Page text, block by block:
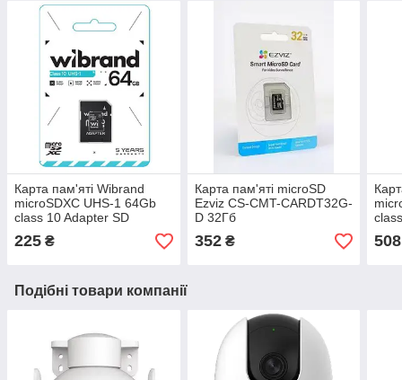
Карта пам'яті Wibrand
microSDXC UHS-1 64Gb
class 10 Adapter SD
225 ₴
Карта пам'яті microSD
Ezviz CS-CMT-CARDT32G-
D 32Гб
352₴ 508
Подібні товари компанії